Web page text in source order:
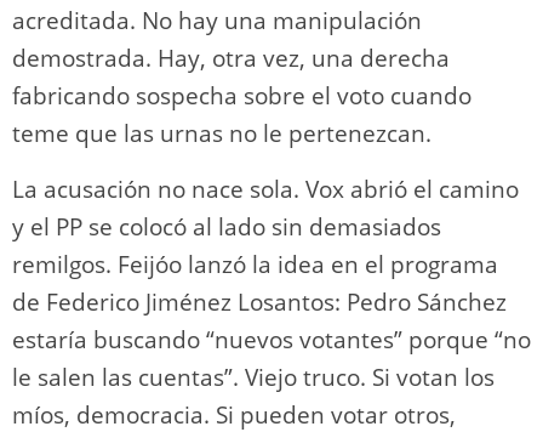
acreditada. No hay una manipulación
demostrada. Hay, otra vez, una derecha
fabricando sospecha sobre el voto cuando
teme que las urnas no le pertenezcan.
La acusación no nace sola. Vox abrió el camino
y el PP se colocó al lado sin demasiados
remilgos. Feijóo lanzó la idea en el programa
de Federico Jiménez Losantos: Pedro Sánchez
estaría buscando “nuevos votantes” porque “no
le salen las cuentas”. Viejo truco. Si votan los
míos, democracia. Si pueden votar otros,